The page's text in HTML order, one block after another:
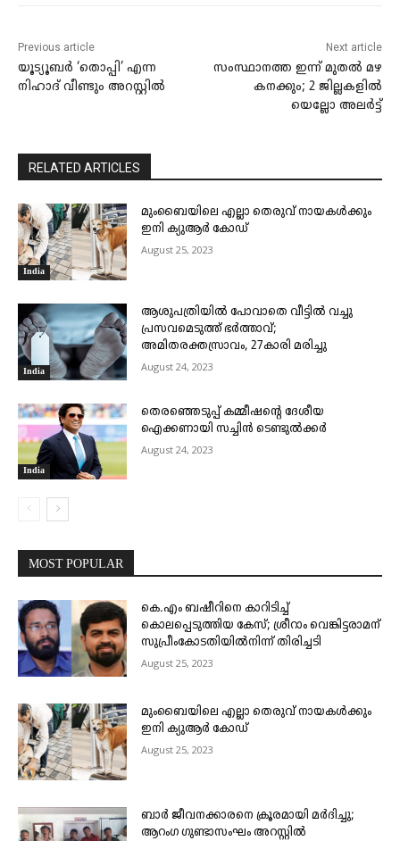
Previous article
യൂട്യൂബർ ‘തൊപ്പി’ എന്ന
നിഹാദ് വീണ്ടും അറസ്റ്റിൽ
Next article
സംസ്ഥാനത്ത ഇന്ന് മുതൽ മഴ
കനക്കും; 2 ജില്ലകളിൽ
യെല്ലോ അലർട്ട്
RELATED ARTICLES
India
മുംബൈയിലെ എല്ലാ തെരുവ് നായകൾക്കും
ഇനി ക്യുആർ കോഡ്
August 25, 2023
India
ആശുപത്രിയിൽ പോവാതെ വീട്ടിൽ വച്ചു
പ്രസവമെടുത്ത് ഭർത്താവ്;
അമിതരക്തസ്രാവം, 27കാരി മരിച്ചു
August 24, 2023
India
തെരഞ്ഞെടുപ്പ് കമ്മീഷന്റെ ദേശീയ
ഐക്കണായി സച്ചിൻ ടെ​ണ്ടു​ൽ​ക്കർ
August 24, 2023
MOST POPULAR
കെ.എം ബഷീറിനെ കാറിടിച്ച്
കൊലപ്പെടുത്തിയ കേസ്; ശ്രീറാം വെങ്കിട്ടരാമന്
സുപ്രീംകോടതിയിൽനിന്ന് തിരിച്ചടി
August 25, 2023
മുംബൈയിലെ എല്ലാ തെരുവ് നായകൾക്കും
ഇനി ക്യുആർ കോഡ്
August 25, 2023
ബാർ ജീവനക്കാരനെ ക്രൂരമായി മർദിച്ചു;
ആറംഗ ഗുണ്ടാസംഘം അറസ്റ്റിൽ